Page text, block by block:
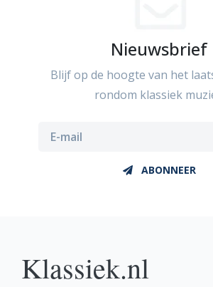
Nieuwsbrief
Blijf op de hoogte van het
rondom klassiek
ABONNEER
Klassiek.nl